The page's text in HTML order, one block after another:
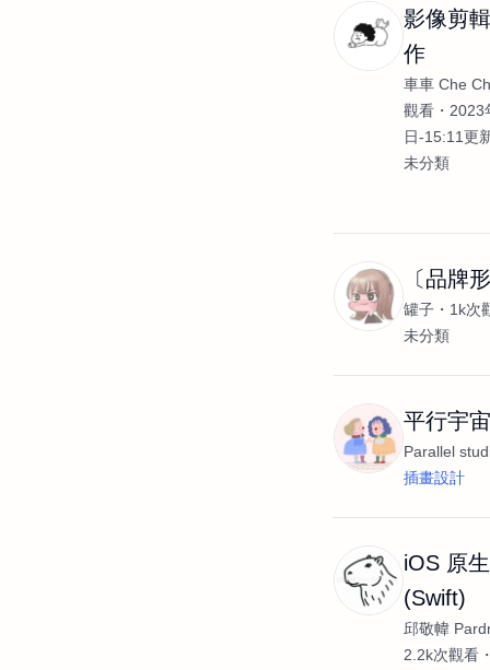
影像剪
作
車車 Che
觀看
2023
日-15:11更
未分類
〔品牌
罐子
1k次
未分類
平行宇
Parallel
插畫設計
iOS 原
(Swift)
邱敬幃
2.2k次觀看